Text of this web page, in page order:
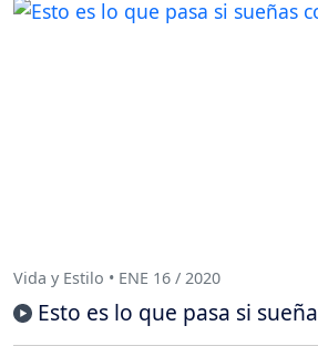
Vida y Estilo • ENE 16 / 2020
Esto es lo que pasa si